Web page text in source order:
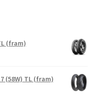
(fram)
(58W) TL (fram)